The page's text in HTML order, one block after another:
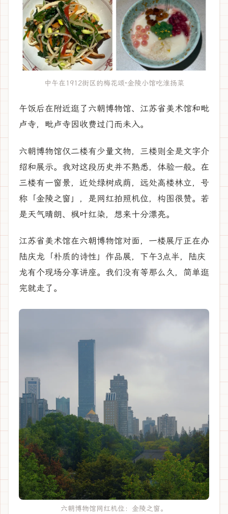
中午在1912街区的梅花颂·金陵小馆吃淮扬菜
午饭后在附近逛了六朝博物馆、江苏省美术馆和毗
卢寺，毗卢寺因收费过门而未入。
六朝博物馆仅二楼有少量文物，三楼则全是文字介
绍和展示。我对这段历史并不熟悉，体验一般。在
三楼有一窗景，近处绿树成荫，远处高楼林立，号
称「金陵之窗」，是网红拍照机位，构图很赞。若
是天气晴朗、枫叶红染，想来十分漂亮。
江苏省美术馆在六朝博物馆对面，一楼展厅正在办
陆庆龙「朴质的诗性」作品展，下午3点半，陆庆
龙有个现场分享讲座。我们没有等那么久，简单逛
完就走了。
六朝博物馆网红机位：金陵之窗。